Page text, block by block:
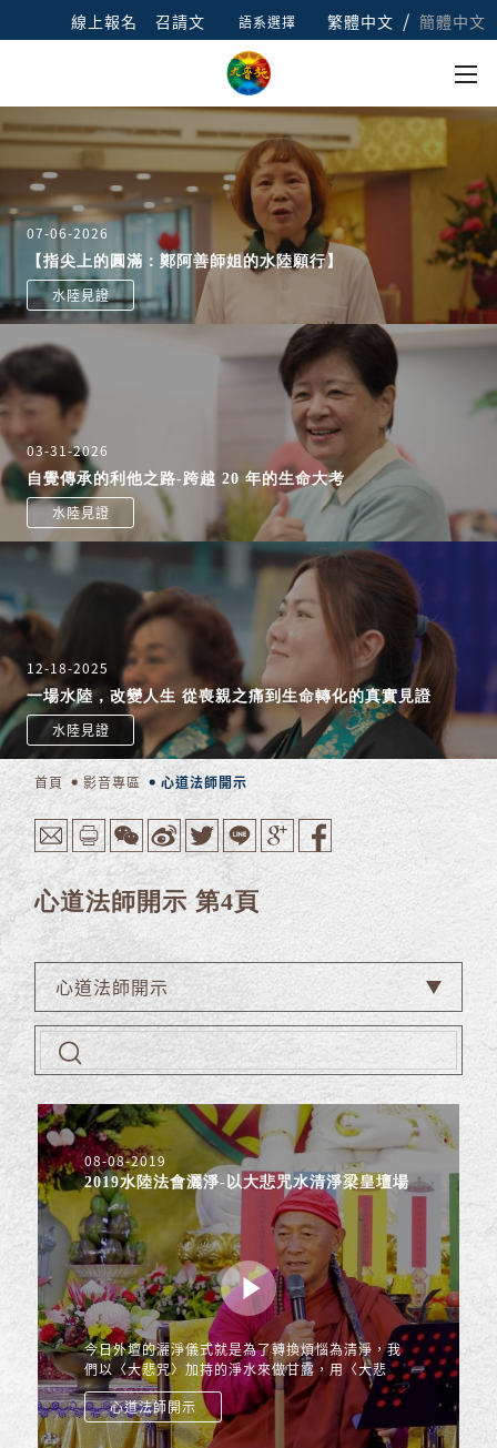
線上報名 召請文 語系選擇 繁體中文 / 簡體中文
07-06-2026
【指尖上的圓滿：鄭阿善師姐的水陸願行】
水陸見證
03-31-2026
自覺傳承的利他之路-跨越 20 年的生命大考
水陸見證
12-18-2025
一場水陸，改變人生 從喪親之痛到生命轉化的真實見證
水陸見證
首頁 影音專區 心道法師開示
心道法師開示 第4頁
心道法師開示
08-08-2019
2019水陸法會灑淨-以大悲咒水清淨梁皇壇場
今日外壇的灑淨儀式就是為了轉換煩惱為清淨，我
們以〈大悲咒〉加持的淨水來做甘露，用〈大悲
咒〉來加持壇城，轉換水陸法會的壇城，讓它清淨
洗滌，讓每個人在八天...
心道法師開示